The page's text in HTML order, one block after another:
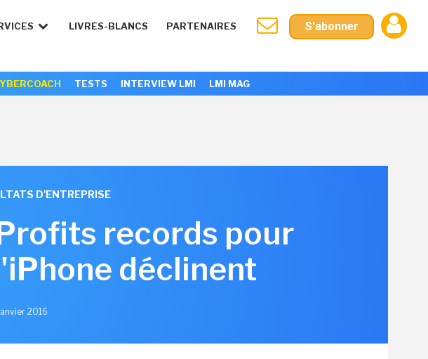
LIVRES-BLANCS PARTENAIRES S'abonner
TESTS INTERVIEW LMI LMI MAG
D'ENTREPRISE
records pour
déclinent
2016